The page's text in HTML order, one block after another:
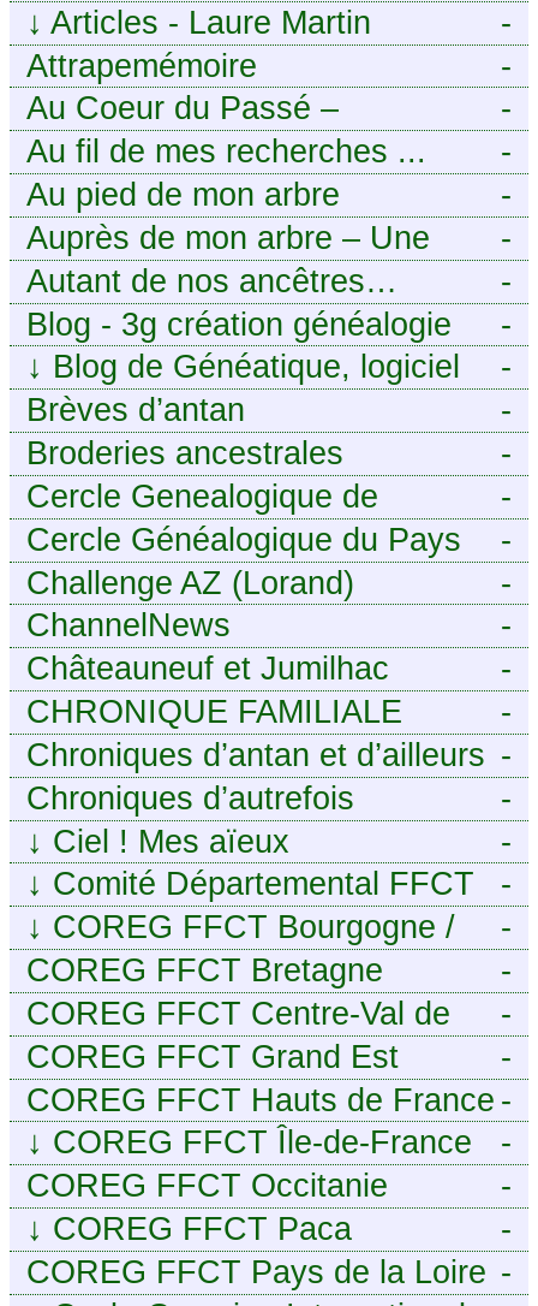
Montpellier
-
↓ Articles - Laure Martin
-
Attrapemémoire
-
Au Coeur du Passé –
Généalogie Familiale
-
Au fil de mes recherches ...
-
Au pied de mon arbre
-
Auprès de mon arbre – Une
histoire de racines
-
Autant de nos ancêtres…
-
Blog - 3g création généalogie
-
↓ Blog de Généatique, logiciel
de généalogie
-
Brèves d’antan
-
Broderies ancestrales
-
Cercle Genealogique de
l’Aveyron
-
Cercle Généalogique du Pays
de Caux - Seine-Maritime
-
Challenge AZ (Lorand)
-
ChannelNews
-
Châteauneuf et Jumilhac
-
CHRONIQUE FAMILIALE
-
Chroniques d’antan et d’ailleurs
-
Chroniques d’autrefois
-
↓ Ciel ! Mes aïeux
-
↓ Comité Départemental FFCT
du Cher
-
↓ COREG FFCT Bourgogne /
Franche-Comté
-
COREG FFCT Bretagne
-
COREG FFCT Centre-Val de
Loire
-
COREG FFCT Grand Est
-
COREG FFCT Hauts de France
-
↓ COREG FFCT Île-de-France
-
COREG FFCT Occitanie
-
↓ COREG FFCT Paca
-
COREG FFCT Pays de la Loire